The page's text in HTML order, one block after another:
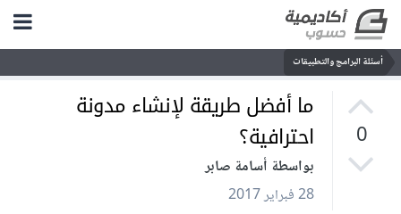
أسئلة البرامج والتطبيقات
0
ما أفضل طريقة لإنشاء مدونة
احترافية؟
بواسطة أسامة صابر
28 فبراير 2017